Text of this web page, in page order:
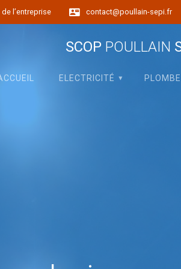
l’entreprise contact@poullain-sepi.fr
SCOP POULLAIN
ELECTRICITÉ